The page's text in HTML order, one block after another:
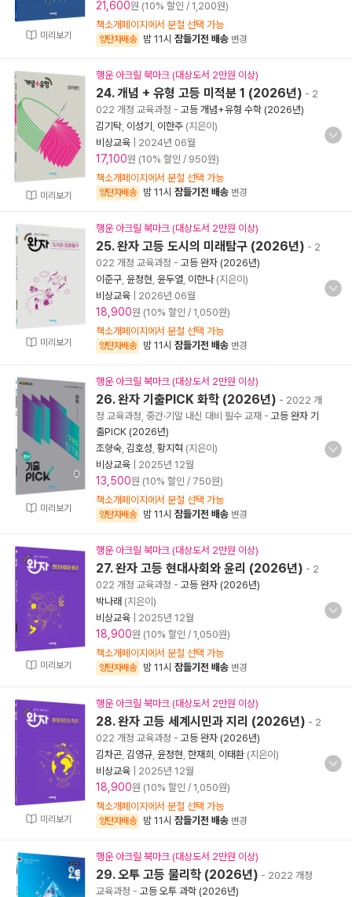
미리보기
21,600원 (10% 할인 / 1,200원)
책소개페이지에서 분철 선택 가능
양탄자배송 밤 11시 잠들기전 배송 변경
미리보기
행운 아크릴 북마크 (대상도서 2만원 이상)
24. 개념 + 유형 고등 미적분 1 (2026년) - 2
022 개정 교육과정 - 고등 개념+유형 수학 (2026년)
김기탁 이성기 이한주 (지은이)
비상교육
2024년 06월
17,100원 (10% 할인 / 950원)
책소개페이지에서 분철 선택 가능
양탄자배송 밤 11시 잠들기전 배송 변경
미리보기
행운 아크릴 북마크 (대상도서 2만원 이상)
25. 완자 고등 도시의 미래탐구 (2026년) - 2
022 개정 교육과정 - 고등 완자 (2026년)
이준구 윤정현 윤두열 이한나(지은이)
비상교육
2026년 06월
18,900원 (10% 할인 / 1,050원)
책소개페이지에서 분철 선택 가능
양탄자배송 밤 11시 잠들기전 배송 변경
미리보기
행운 아크릴 북마크 (대상도서 2만원 이상)
26. 완자 기출PICK 화학 (2026년) - 2022 개
정 교육과정, 중간·기말 내신 대비 필수 교재 - 고등 완자 기
출PICK (2026년)
조향숙 김호성 황지혁 (지은이)
비상교육
2025년 12월
13,500원 (10% 할인 / 750원)
책소개페이지에서 분철 선택 가능
양탄자배송 밤 11시 잠들기전 배송 변경
미리보기
행운 아크릴 북마크 (대상도서 2만원 이상)
27. 완자 고등 현대사회와 윤리 (2026년) - 2
022 개정 교육과정 - 고등 완자 (2026년)
박나래 (지은이)
비상교육
2025년 12월
18,900원 (10% 할인 / 1,050원)
책소개페이지에서 분철 선택 가능
양탄자배송 밤 11시 잠들기전 배송 변경
미리보기
행운 아크릴 북마크 (대상도서 2만원 이상)
28. 완자 고등 세계시민과 지리 (2026년) - 2
022 개정 교육과정 - 고등 완자 (2026년)
김차곤 김영규 윤정현 한재희 이태환 (지은이)
비상교육
2025년 12월
18,900원 (10% 할인 / 1,050원)
책소개페이지에서 분철 선택 가능
양탄자배송 밤 11시 잠들기전 배송 변경
행운 아크릴 북마크 (대상도서 2만원 이상)
29. 오투 고등 물리학 (2026년) - 2022 개정
교육과정 - 고등 오투 과학 (2026년)